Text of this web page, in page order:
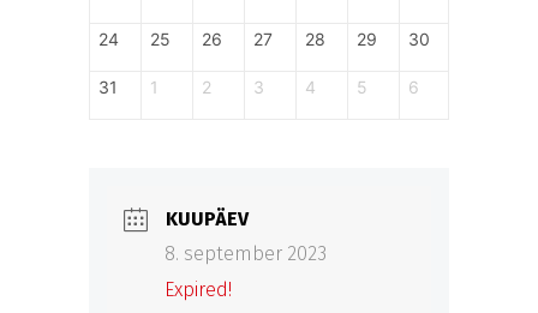
24 25 26 27 28 29 30
31 1 2 3 4 5 6
KUUPÄEV
8. september 2023
Expired!